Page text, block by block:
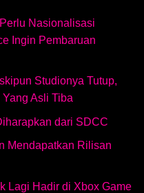
Nasionalisasi
Ingin Pembaruan
Studionya Tutup,
Asli Tiba
dari SDCC
Mendapatkan Rilisan
Lagi Hadir di Xbox Game